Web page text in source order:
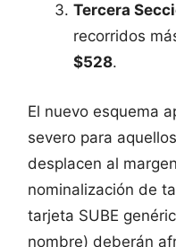
Tercera
recorridos
$528.
El nuevo esquema
severo para
desplacen al
nominalización de
tarjeta SUBE
nombre) deberán